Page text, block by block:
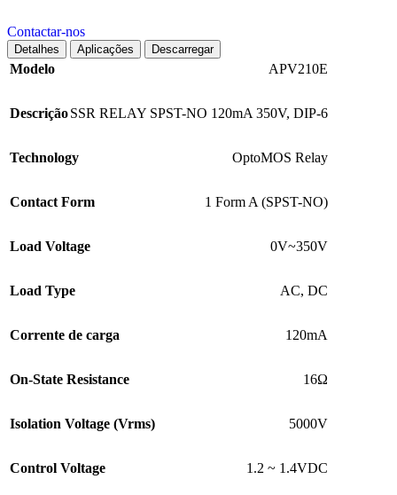
Contactar-nos
Detalhes Aplicações Descarregar
Modelo APV210E
DescriçãoSSR RELAY SPST-NO 120mA 350V, DIP-6
Technology OptoMOS Relay
Contact Form 1 Form A (SPST-NO)
Load Voltage 0V~350V
Load Type AC, DC
Corrente de carga 120mA
On-State Resistance 16Ω
Isolation Voltage (Vrms) 5000V
Control Voltage 1.2 ~ 1.4VDC